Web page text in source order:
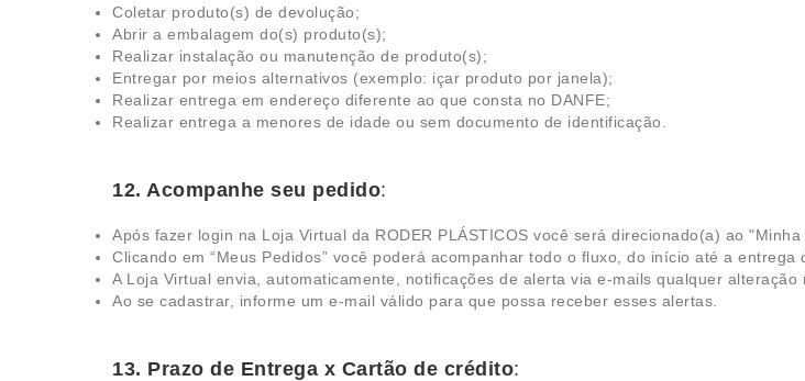
Coletar produto(s) de devolução;
Abrir a embalagem do(s) produto(s);
Realizar instalação ou manutenção de produto(s);
Entregar por meios alternativos (exemplo: içar produto por janela);
Realizar entrega em endereço diferente ao que consta no DANFE;
Realizar entrega a menores de idade ou sem documento de identificação.
12. Acompanhe seu pedido:
Após fazer login na Loja Virtual da RODER PLÁSTICOS você será direcionado(a) ao "Minha
Clicando em “Meus Pedidos” você poderá acompanhar todo o fluxo, do início até a entrega
A Loja Virtual envia, automaticamente, notificações de alerta via e-mails qualquer alteração
Ao se cadastrar, informe um e-mail válido para que possa receber esses alertas.
13. Prazo de Entrega x Cartão de crédito: